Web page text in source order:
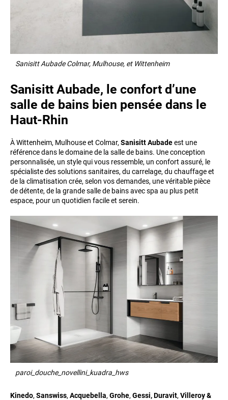
Sanisitt Aubade Colmar, Mulhouse, et Wittenheim
Sanisitt Aubade, le confort d’une
salle de bains bien pensée dans le
Haut-Rhin
À Wittenheim, Mulhouse et Colmar, Sanisitt Aubadeest une
référence dans le domaine de la salle de bains. Une conception
personnalisée, un style qui vous ressemble, un confort assuré, le
spécialiste des solutions sanitaires, du carrelage, du chauffage et
de la climatisation crée, selon vos demandes, une véritable pièce
de détente, de la grande salle de bains avec spa au plus petit
espace, pour un quotidien facile et serein.
paroi_douche_novellini_kuadra_hws
Kinedo, Sanswiss, Acquebella, Grohe, Gessi,Duravit, Villeroy &